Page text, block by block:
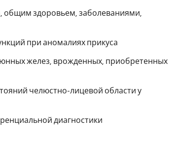
общим здоровьем, заболеваниями,
при аномалиях прикуса
желез, врожденных, приобретенных
челюстно-лицевой области у
диагностики